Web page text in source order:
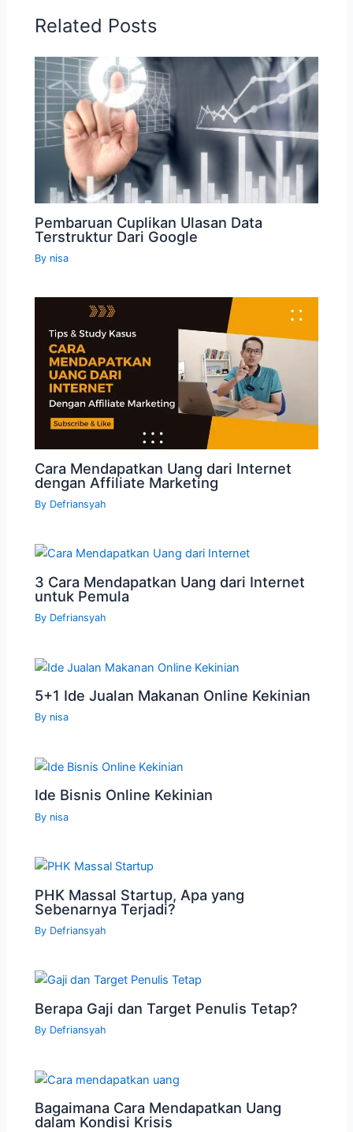
Related Posts
Pembaruan Cuplikan Ulasan Data
Terstruktur Dari Google
By nisa
Cara Mendapatkan Uang dari Internet
dengan Affiliate Marketing
By Defriansyah
3 Cara Mendapatkan Uang dari Internet
untuk Pemula
By Defriansyah
5+1 Ide Jualan Makanan Online Kekinian
By nisa
Ide Bisnis Online Kekinian
By nisa
PHK Massal Startup, Apa yang
Sebenarnya Terjadi?
By Defriansyah
Berapa Gaji dan Target Penulis Tetap?
By Defriansyah
Bagaimana Cara Mendapatkan Uang
dalam Kondisi Krisis